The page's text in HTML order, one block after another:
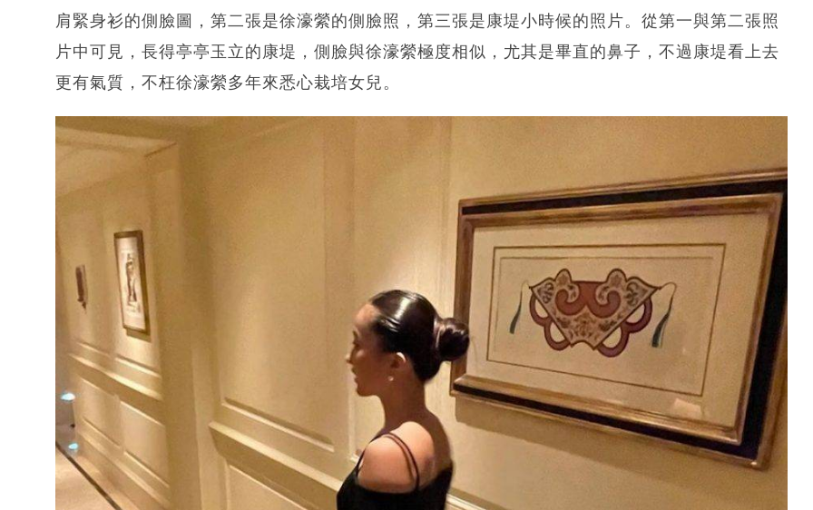
肩緊身衫的側臉圖，第二張是徐濠縈的側臉照，第三張是康堤小時候的照片。從第一與第二張照
片中可見，長得亭亭玉立的康堤，側臉與徐濠縈極度相似，尤其是畢直的鼻子，不過康堤看上去
更有氣質，不枉徐濠縈多年來悉心栽培女兒。